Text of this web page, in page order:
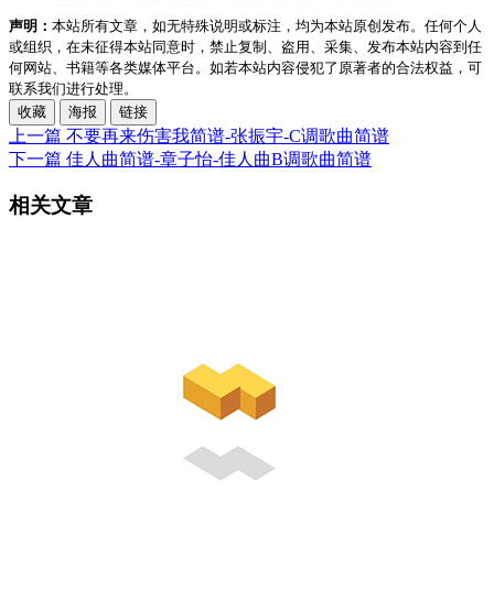
声明： 本站所有文章，如无特殊说明或标注，均为本站原创发布。任何个人
或组织，在未征得本站同意时，禁止复制、盗用、采集、发布本站内容到任
何网站、书籍等各类媒体平台。如若本站内容侵犯了原著者的合法权益，可
联系我们进行处理。
收藏
海报 链接
上一篇 不要再来伤害我简谱-张振宇-C调歌曲简谱
下一篇 佳人曲简谱-章子怡-佳人曲B调歌曲简谱
相关文章